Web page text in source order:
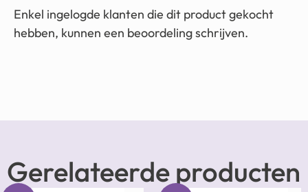
Enkel ingelogde klanten die dit product gekocht
hebben, kunnen een beoordeling schrijven.
Gerelateerde producten